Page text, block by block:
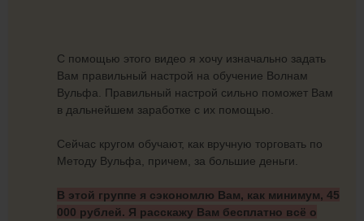
С помощью этого видео я хочу изначально задать
Вам правильный настрой на обучение Волнам
Вульфа. Правильный настрой сильно поможет Вам
в дальнейшем заработке с их помощью.
Сейчас кругом обучают, как вручную торговать по
Методу Вульфа, причем, за большие деньги.
В этой группе я сэкономлю Вам, как минимум, 45
000 рублей. Я расскажу Вам бесплатно всё о